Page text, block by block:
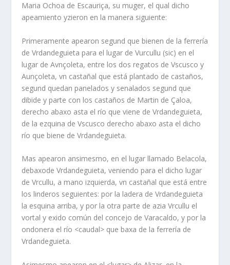
Maria Ochoa de Escauriça, su muger, el qual dicho
apeamiento yzieron en la manera siguiente:
Primeramente apearon segund que bienen de la ferrería
de Vrdandeguieta para el lugar de Vurcullu (sic) en el
lugar de Avnçoleta, entre los dos regatos de Vscusco y
Aunçoleta, vn castañal que está plantado de castaños,
segund quedan panelados y senalados segund que
dibide y parte con los castaños de Martin de Çaloa,
derecho abaxo asta el río que viene de Vrdandeguieta,
de la ezquina de Vscusco derecho abaxo asta el dicho
río que biene de Vrdandeguieta.
Mas apearon ansimesmo, en el lugar llamado Belacola,
debaxode Vrdandeguieta, veniendo para el dicho lugar
de Vrcullu, a mano izquierda, vn castañal que está entre
los linderos seguientes: por la ladera de Vrdandeguieta
la esquina arriba, y por la otra parte de azia Vrcullu el
vortal y exido común del concejo de Varacaldo, y por la
ondonera el río <caudal> que baxa de la ferrería de
Vrdandeguieta.